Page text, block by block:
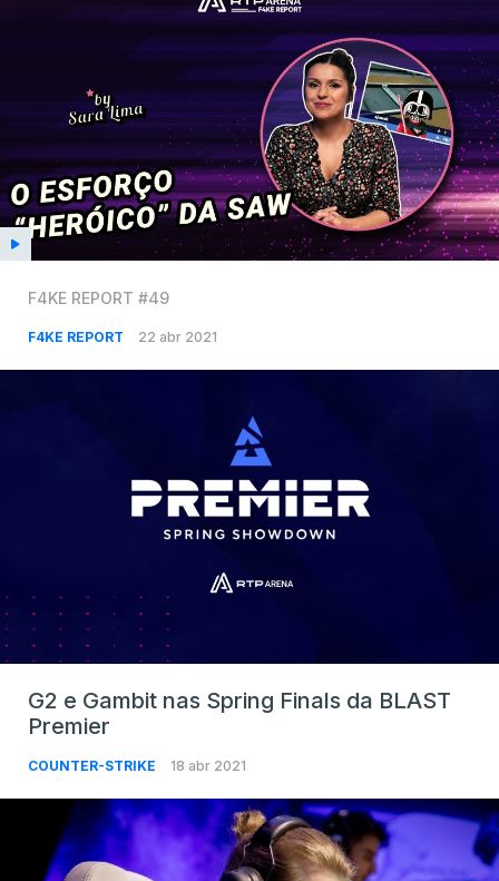
F4KE REPORT #49
F4KE REPORT 22 abr 2021
G2 e Gambit nas Spring Finals da BLAST
Premier
COUNTER-STRIKE 18 abr 2021